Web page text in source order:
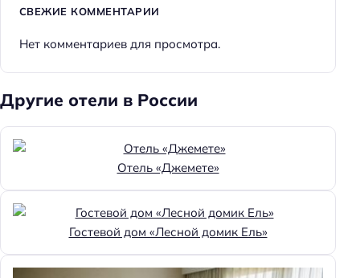
СВЕЖИЕ КОММЕНТАРИИ
Нет комментариев для просмотра.
Другие отели в России
Отель «Джемете»
Гостевой дом «Лесной домик Ель»